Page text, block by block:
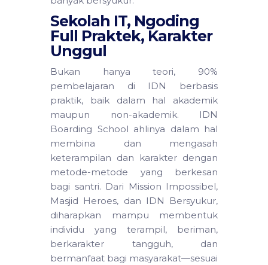
Sekolah IT, Ngoding
Full Praktek, Karakter
Unggul
Bukan hanya teori, 90%
pembelajaran di IDN berbasis
praktik, baik dalam hal akademik
maupun non-akademik. IDN
Boarding School ahlinya dalam hal
membina dan mengasah
keterampilan dan karakter dengan
metode-metode yang berkesan
bagi santri. Dari Mission Impossibel,
Masjid Heroes, dan IDN Bersyukur,
diharapkan mampu membentuk
individu yang terampil, beriman,
berkarakter tangguh, dan
bermanfaat bagi masyarakat—sesuai